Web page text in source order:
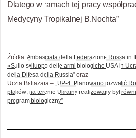
Dlatego w ramach tej pracy
Medycyny Tropikalnej B.Nochta”
Źródła:Ambasciata della Federazione Russa in
«Sullo sviluppo delle armi biologiche USA in
della Difesa della Russia” oraz
Uczta Baltazara – „UP-4: Planowano rozwalić
ptaków; na terenie Ukrainy realizowany był
program biologiczny”